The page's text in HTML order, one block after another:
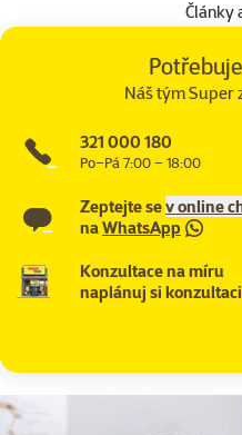
Články
Náš tým Super
321 000 180
Po–Pá 7:00 – 18:00
Zeptejte sev online
naWhatsApp
Konzultace na míru
naplánuj si konzultaci